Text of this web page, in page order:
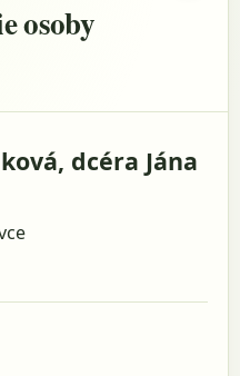
osoby
dcéra Jána